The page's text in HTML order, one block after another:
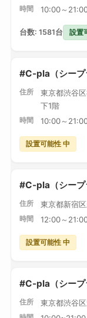
時間 10:00～
台数: 1581台 設置
#C-pla（シー
住所
東京都渋谷
下1階
時間 10:00～
設置可能性 中
#C-pla（シー
住所 東京都新宿
時間 12:00～
設置可能性 中
#C-pla（シープ
住所 東京都渋谷